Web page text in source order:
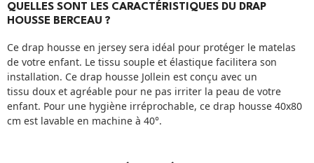
QUELLES SONT LES CARACTÉRISTIQUES DU DRAP
HOUSSE BERCEAU ?
Ce drap housse en jersey sera idéal pour protéger le matelas
de votre enfant. Le tissu souple et élastique facilitera son
installation. Ce drap housse Jollein est conçu avec un
tissu doux et agréable pour ne pas irriter la peau de votre
enfant. Pour une hygiène irréprochable, ce drap housse 40x80
cm est lavable en machine à 40°.